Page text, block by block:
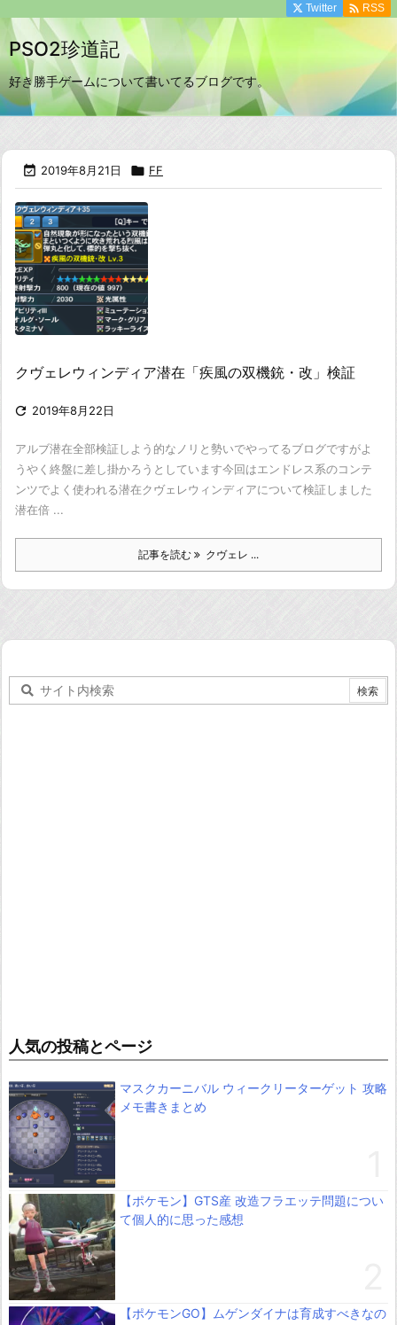
PSO2珍道記
好き勝手ゲームについて書いてるブログです。
Twitter  RSS
 2019年8月21日  FF
クヴェレウィンディア潜在「疾風の双機銃・改」検証
 2019年8月22日
アルブ潜在全部検証しよう的なノリと勢いでやってるブログですがよ
うやく終盤に差し掛かろうとしています今回はエンドレス系のコンテ
ンツでよく使われる潜在クヴェレウィンディアについて検証しました
潜在倍 ...
記事を読む クヴェレ ...
人気の投稿とページ
マスクカーニバル ウィークリーターゲット 攻略
メモ書きまとめ
【ポケモン】GTS産 改造フラエッテ問題につい
て個人的に思った感想
【ポケモンGO】ムゲンダイナは育成すべきなの